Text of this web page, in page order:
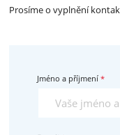
Prosíme o vyplnění
Jméno a příjmení